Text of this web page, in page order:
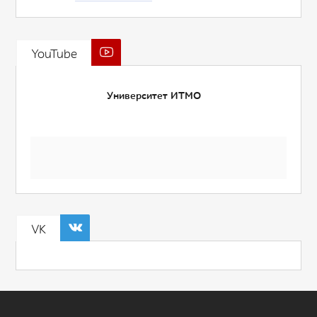
YouTube
Университет ИТМО
VK